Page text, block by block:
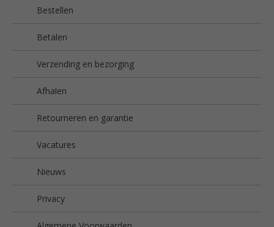
Bestellen
Betalen
Verzending en bezorging
Afhalen
Retourneren en garantie
Vacatures
Nieuws
Privacy